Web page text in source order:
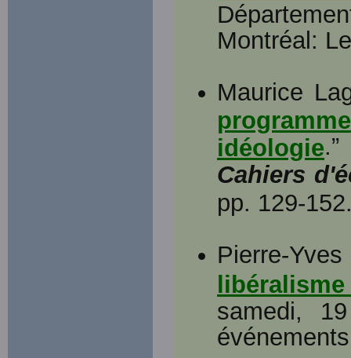
Montréal:
Maurice
idéologie
Cahiers
pp. 129-
Pierre-Yves
samedi,